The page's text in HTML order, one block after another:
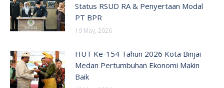
Status RSUD RA & Penyertaan Modal
PT BPR
19 May, 2026
HUT Ke-154 Tahun 2026 Kota Binjai
Medan Pertumbuhan Ekonomi Makin
Baik